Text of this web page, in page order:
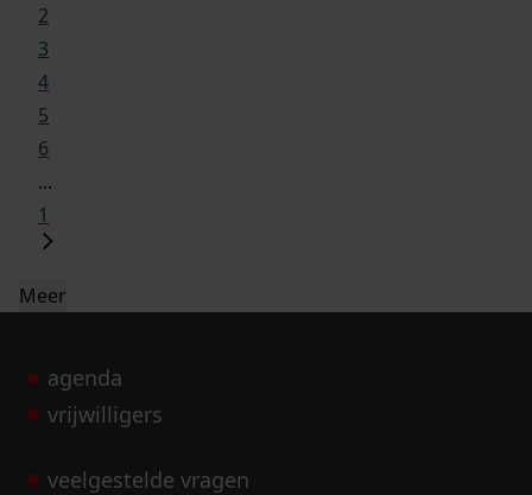
2
3
4
5
6
...
1
Meer
agenda
vrijwilligers
veelgestelde vragen